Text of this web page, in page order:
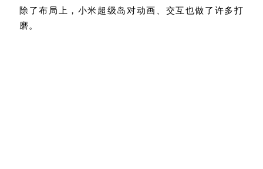
除了布局上，小米超级岛对动画、交互也做了许多打
磨。